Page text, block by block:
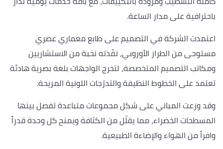
باحترافية على مدار الساعة.
اعتمدت الشركة في التصميم على طابع معماري عصري
مستوحى من الطراز الأوروبي، نفّذته نخبة من الاستشاريين
ومكاتب التصميم المتخصصة، لتخرج الواجهات بلغة بصرية هادئة
تعتمد على الخطوط النظيفة والتدرّجات اللونية المريحة.
وقد وزعت المباني على شكل مجموعات متباعدة تفصل بينها
المسطحات الخضراء، مما يقلّل من الكثافة ويمنح كل وحدة قدراً
وافراً من الهواء والإضاءة الطبيعية.